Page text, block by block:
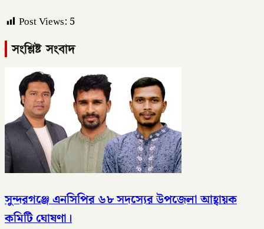
Post Views: 5
সংশ্লিষ্ট সংবাদ
সুন্দরগঞ্জে এনসিপির ৬৮ সদস্যের উপজেলা আহ্বায়ক
কমিটি ঘোষণা।